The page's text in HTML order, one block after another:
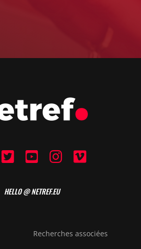
HELLO @ NETREF.EU
Recherches associées